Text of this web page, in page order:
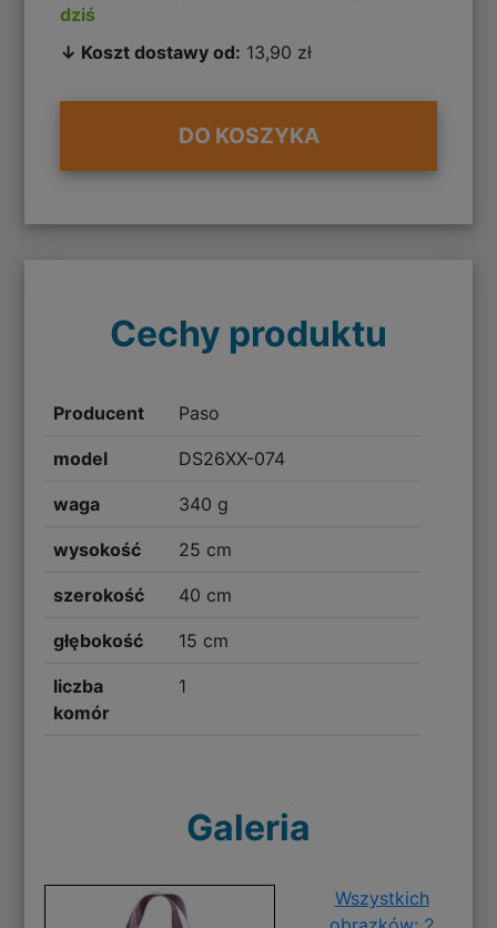
dziś
↓ Koszt dostawy od: 13,90 zł
DO KOSZYKA
Cechy produktu
Producent Paso
model DS26XX-074
waga 340 g
wysokość 25 cm
szerokość 40 cm
głębokość 15 cm
liczba
komór
1
Galeria
Wszystkich